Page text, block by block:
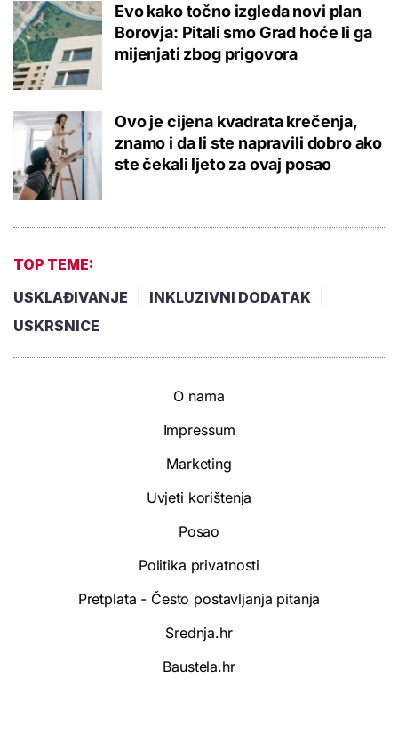
Evo kako točno izgleda novi plan
Borovja: Pitali smo Grad hoće li ga
mijenjati zbog prigovora
Ovo je cijena kvadrata krečenja,
znamo i da li ste napravili dobro ako
ste čekali ljeto za ovaj posao
TOP TEME:
USKLAĐIVANJE
INKLUZIVNI DODATAK
USKRSNICE
O nama
Impressum
Marketing
Uvjeti korištenja
Posao
Politika privatnosti
Pretplata - Često postavljanja pitanja
Srednja.hr
Baustela.hr